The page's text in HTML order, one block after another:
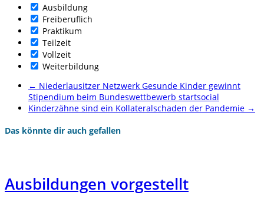
Ausbildung
Freiberuflich
Praktikum
Teilzeit
Vollzeit
Weiterbildung
← Niederlausitzer Netzwerk Gesunde Kinder gewinnt
Stipendium beim Bundeswettbewerb startsocial
Kinderzähne sind ein Kollateralschaden der Pandemie →
Das könnte dir auch gefallen
Ausbildungen vorgestellt